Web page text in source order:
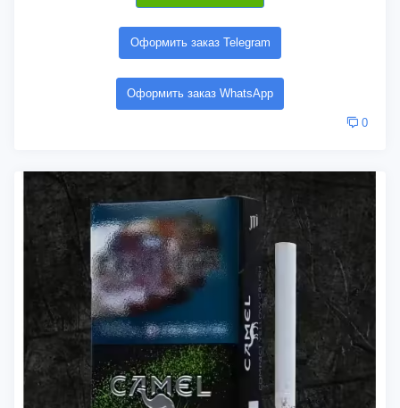
Оформить заказ Telegram
Оформить заказ WhatsApp
0